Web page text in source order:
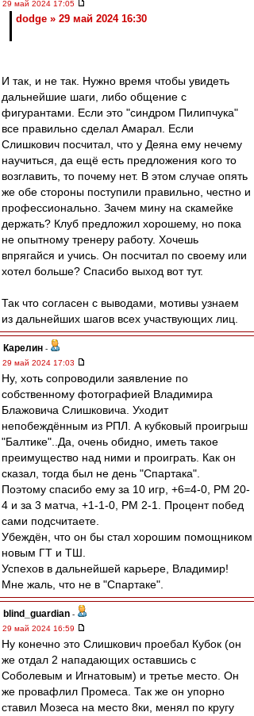
29 май 2024 17:05
dodge » 29 май 2024 16:30
И так, и не так. Нужно время чтобы увидеть
дальнейшие шаги, либо общение с
фигурантами. Если это "синдром Пилипчука"
все правильно сделал Амарал. Если
Слишкович посчитал, что у Деяна ему нечему
научиться, да ещё есть предложения кого то
возглавить, то почему нет. В этом случае опять
же обе стороны поступили правильно, честно и
профессионально. Зачем мину на скамейке
держать? Клуб предложил хорошему, но пока
не опытному тренеру работу. Хочешь
впрягайся и учись. Он посчитал по своему или
хотел больше? Спасибо выход вот тут.
Так что согласен с выводами, мотивы узнаем
из дальнейших шагов всех участвующих лиц.
Карелин -
29 май 2024 17:03
Ну, хоть сопроводили заявление по
собственному фотографией Владимира
Блажовича Слишковича. Уходит
непобеждённым из РПЛ. А кубковый проигрыш
"Балтике"..Да, очень обидно, иметь такое
преимущество над ними и проиграть. Как он
сказал, тогда был не день "Спартака".
Поэтому спасибо ему за 10 игр, +6=4-0, РМ 20-
4 и за 3 матча, +1-1-0, РМ 2-1. Процент побед
сами подсчитаете.
Убеждён, что он бы стал хорошим помощником
новым ГТ и ТШ.
Успехов в дальнейшей карьере, Владимир!
Мне жаль, что не в "Спартаке".
blind_guardian -
29 май 2024 16:59
Ну конечно это Слишкович проебал Кубок (он
же отдал 2 нападающих оставшись с
Соболевым и Игнатовым) и третье место. Он
же провафлил Промеса. Так же он упорно
ставил Мозеса на место 8ки, менял по кругу